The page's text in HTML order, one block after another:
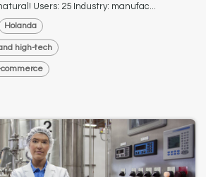
Users: 25 Industry: manufac...
Holanda
high-tech